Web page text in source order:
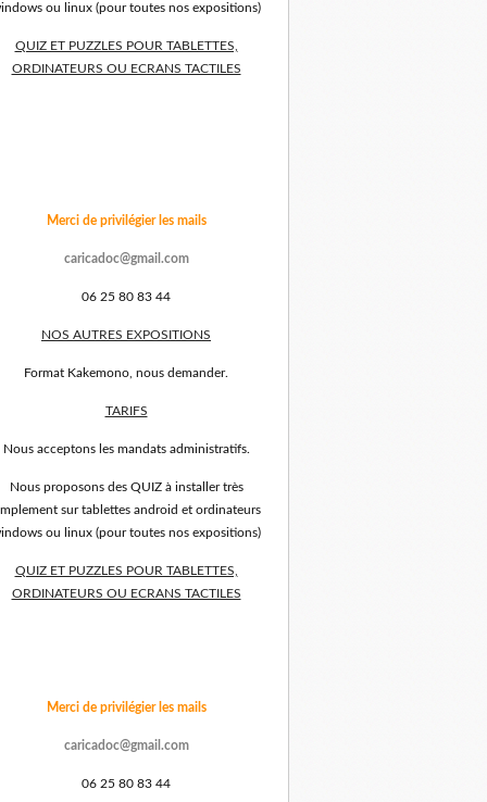
ou linux (pour toutes nos expositions)
QUIZ ET PUZZLES POUR TABLETTES,
ORDINATEURS OU ECRANS TACTILES
Merci de privilégier les mails
caricadoc@gmail.com
06 25 80 83 44
NOS AUTRES EXPOSITIONS
Format Kakemono, nous demander.
TARIFS
Nous acceptons les mandats administratifs.
Nous proposons des QUIZ à installer très
sur tablettes android et ordinateurs
ou linux (pour toutes nos expositions)
QUIZ ET PUZZLES POUR TABLETTES,
ORDINATEURS OU ECRANS TACTILES
Merci de privilégier les mails
caricadoc@gmail.com
06 25 80 83 44